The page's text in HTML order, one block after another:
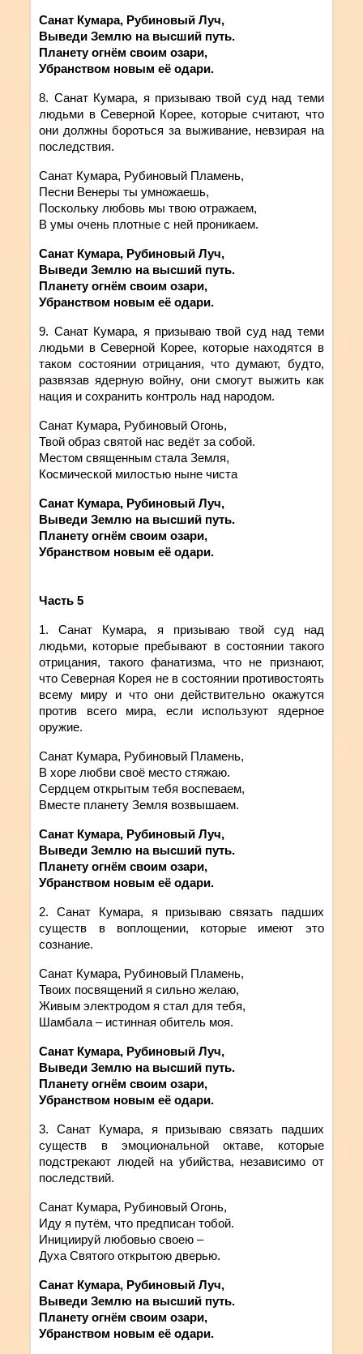
Санат Кумара, Рубиновый Луч,
Выведи Землю на высший путь.
Планету огнём своим озари,
Убранством новым её одари.
8. Санат Кумара, я призываю твой суд над теми
людьми в Северной Корее, которые считают, что
они должны бороться за выживание, невзирая на
последствия.
Санат Кумара, Рубиновый Пламень,
Песни Венеры ты умножаешь,
Поскольку любовь мы твою отражаем,
В умы очень плотные с ней проникаем.
Санат Кумара, Рубиновый Луч,
Выведи Землю на высший путь.
Планету огнём своим озари,
Убранством новым её одари.
9. Санат Кумара, я призываю твой суд над теми
людьми в Северной Корее, которые находятся в
таком состоянии отрицания, что думают, будто,
развязав ядерную войну, они смогут выжить как
нация и сохранить контроль над народом.
Санат Кумара, Рубиновый Огонь,
Твой образ святой нас ведёт за собой.
Местом священным стала Земля,
Космической милостью ныне чиста
Санат Кумара, Рубиновый Луч,
Выведи Землю на высший путь.
Планету огнём своим озари,
Убранством новым её одари.
Часть 5
1. Санат Кумара, я призываю твой суд
над
людьми, которые пребывают в состоянии такого
отрицания, такого фанатизма, что не признают,
что Северная Корея не в состоянии противостоять
всему миру и что они действительно окажутся
против всего мира, если используют ядерное
оружие.
Санат Кумара, Рубиновый Пламень,
В хоре любви своё место стяжаю.
Сердцем открытым тебя воспеваем,
Вместе планету Земля возвышаем.
Санат Кумара, Рубиновый Луч,
Выведи Землю на высший путь.
Планету огнём своим озари,
Убранством новым её одари.
2. Санат Кумара, я
призываю связать падших
существ в воплощении, которые имеют это
сознание.
Санат Кумара, Рубиновый Пламень,
Твоих посвящений я сильно желаю,
Живым электродом я стал для тебя,
Шамбала – истинная обитель моя.
Санат Кумара, Рубиновый Луч,
Выведи Землю на высший путь.
Планету огнём своим озари,
Убранством новым её одари.
3. Санат Кумара, я
призываю связать падших
существ в эмоциональной октаве, которые
подстрекают людей на убийства, независимо от
последствий.
Санат Кумара, Рубиновый Огонь,
Иду я путём, что предписан тобой.
Инициируй любовью своею –
Духа Святого открытою дверью.
Санат Кумара, Рубиновый Луч,
Выведи Землю на высший путь.
Планету огнём своим озари,
Убранством новым её одари.